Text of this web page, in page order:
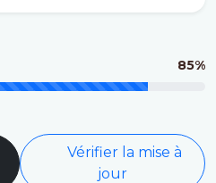
85%
Vérifier la mise à
jour